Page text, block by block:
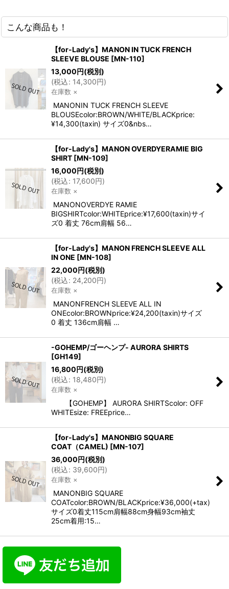
こんな商品も！
【for-Lady's】MANON IN TUCK FRENCH
SLEEVE BLOUSE [MN-110]
13,000円(税別)
(税込: 14,300円)
在庫数 ×
MANONIN TUCK FRENCH SLEEVE
BLOUSEcolor:BROWN/WHITE/BLACKprice:
¥14,300(taxin) サイズ0&nbs…
【for-Lady's】MANON OVERDYERAMIE BIG
SHIRT [MN-109]
16,000円(税別)
(税込: 17,600円)
在庫数 ×
MANONOVERDYE RAMIE
BIGSHIRTcolor:WHITEprice:¥17,600(taxin)サイ
ズ0 着丈 76cm肩幅 56…
【for-Lady's】MANON FRENCH SLEEVE ALL
IN ONE [MN-108]
22,000円(税別)
(税込: 24,200円)
在庫数 ×
MANONFRENCH SLEEVE ALL IN
ONEcolor:BROWNprice:¥24,200(taxin)サイズ
0 着丈 136cm肩幅 …
-GOHEMP/ゴーヘンプ- AURORA SHIRTS
[GH149]
16,800円(税別)
(税込: 18,480円)
在庫数 ×
【GOHEMP】 AURORA SHIRTScolor: OFF
WHITEsize: FREEprice…
【for-Lady's】MANONBIG SQUARE
COAT（CAMEL) [MN-107]
36,000円(税別)
(税込: 39,600円)
在庫数 ×
MANONBIG SQUARE
COATcolor:BROWN/BLACKprice:¥36,000(+tax)
サイズ0着丈115cm肩幅88cm身幅93cm袖丈
25cm着用:15…